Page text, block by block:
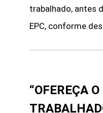
trabalhado, antes
EPC, conforme
“OFEREÇA